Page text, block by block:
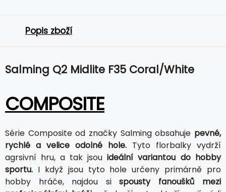
Popis zboží
Salming Q2 Midlite F35 Coral/White
COMPOSITE
Série Composite od značky Salming obsahuje pevné,
rychlé a velice odolné hole. Tyto florbalky vydrží
agrsivní hru, a tak jsou ideální variantou do hobby
sportu. I když jsou tyto hole určeny primárně pro
hobby hráče, najdou si spousty fanoušků mezi